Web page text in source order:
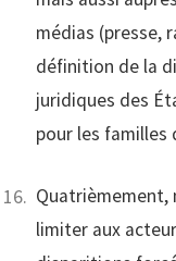
médias (presse,
définition de la
juridiques des
pour les familles
Quatrièmement,
limiter aux